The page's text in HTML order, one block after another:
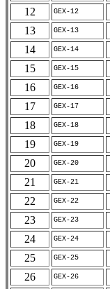
12
GEX-12
13
GEX-13
14
GEX-14
15
GEX-15
16
GEX-16
17
GEX-17
18
GEX-18
19
GEX-19
20
GEX-20
21
GEX-21
22
GEX-22
23
GEX-23
24
GEX-24
25
GEX-25
26
GEX-26